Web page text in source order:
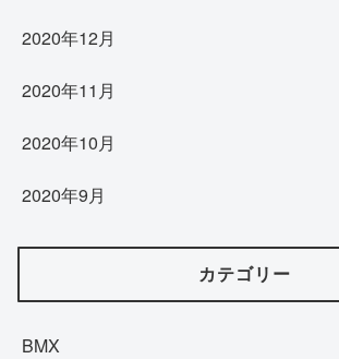
2020年12月
2020年11月
2020年10月
2020年9月
カテゴリー
BMX